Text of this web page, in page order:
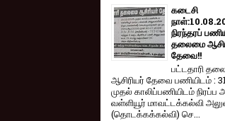
கடைசி
நிரந்தரப்
தலைமை
தேவை!!
பட்டதாரி
ஆசிரியர் தேவை பணியிடம் :
முதல் காலிப்பணியிடம் நிரப்ப
வள்ளியூர் மாவட்டக்கல்வி
(தொடக்கக்கல்வி) செ...